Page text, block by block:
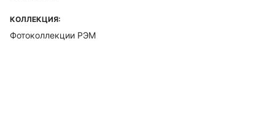
КОЛЛЕКЦИЯ:
Фотоколлекции РЭМ